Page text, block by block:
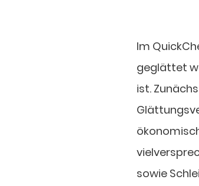
Im
geglättet
ist.
sowie